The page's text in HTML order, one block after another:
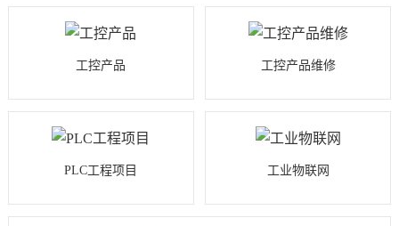
工控产品 工控产品维修
PLC工程项目 工业物联网